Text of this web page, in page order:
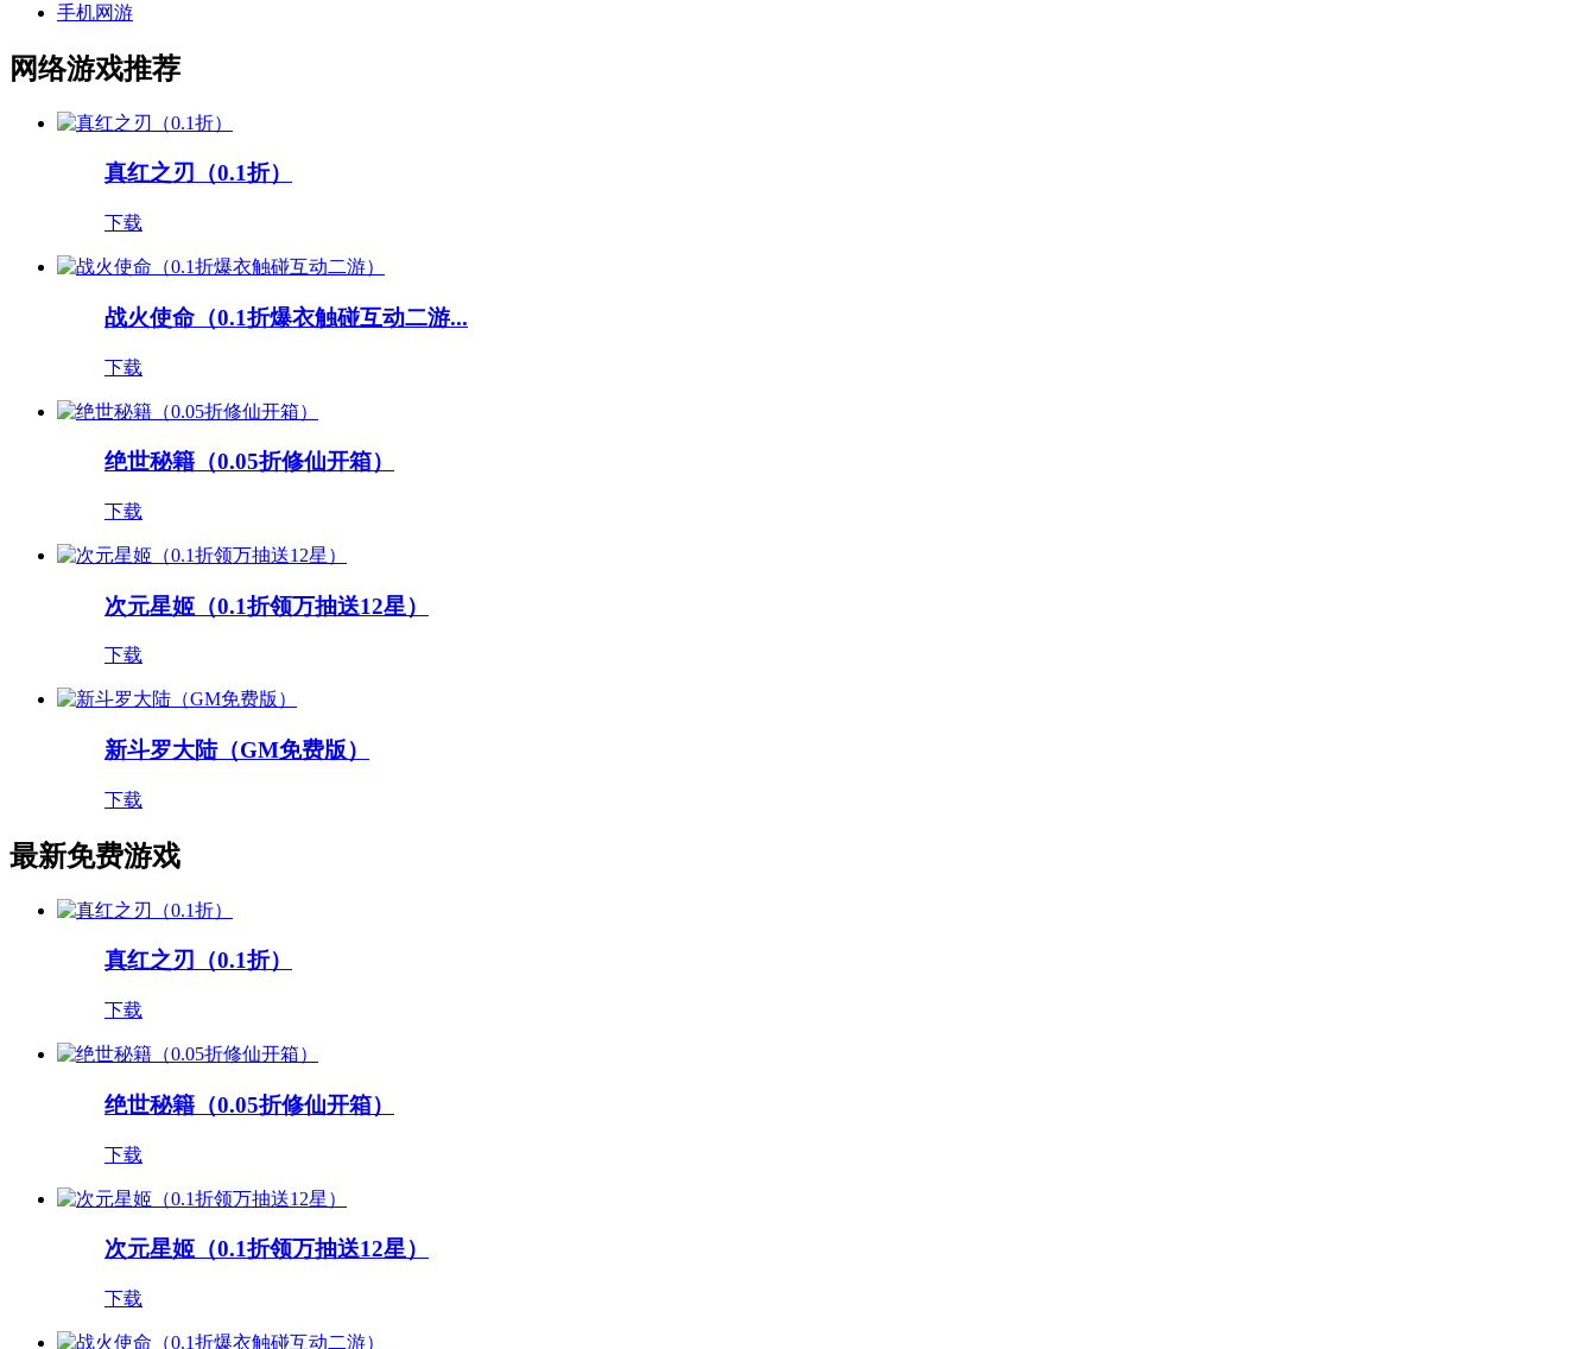
手机网游
网络游戏推荐
真红之刃（0.1折）
下载
战火使命（0.1折爆衣触碰互动二游...
下载
绝世秘籍（0.05折修仙开箱）
下载
次元星姬（0.1折领万抽送12星）
下载
新斗罗大陆（GM免费版）
下载
最新免费游戏
真红之刃（0.1折）
下载
绝世秘籍（0.05折修仙开箱）
下载
次元星姬（0.1折领万抽送12星）
下载